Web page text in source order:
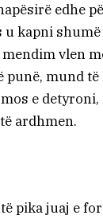
​​edhe
u kapni
vlen
punë, mund
e
ardhmen.
pika juaj e